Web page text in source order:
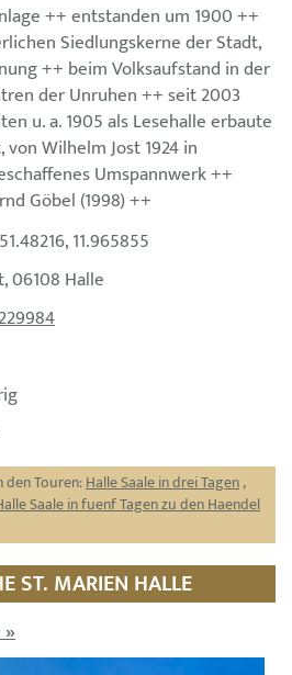
++ entstanden um 1900 ++
Siedlungskerne der Stadt,
++ beim Volksaufstand in der
der Unruhen ++ seit 2003
u. a. 1905 als Lesehalle erbaute
Wilhelm Jost 1924 in
Umspannwerk ++
Göbel (1998) ++
11.965855
06108 Halle
den Touren:Halle Saale in drei Tagen,
Saale in fuenf Tagen zu den Haendel
ST. MARIEN HALLE